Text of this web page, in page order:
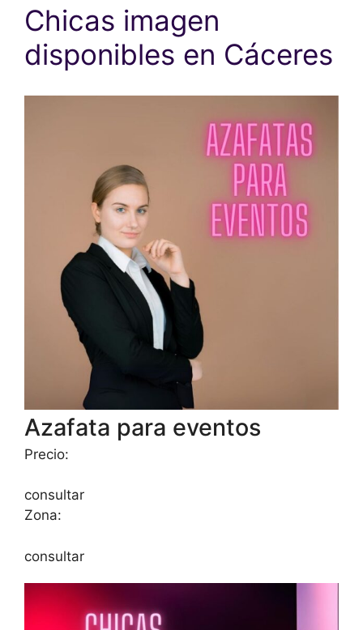
Chicas imagen
disponibles en Cáceres
Azafata para eventos
Precio:
consultar
Zona:
consultar